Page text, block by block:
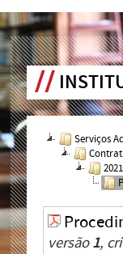
Serviços
2021
versão1,